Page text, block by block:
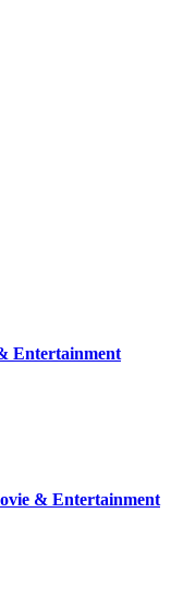
Entertainment
& Entertainment